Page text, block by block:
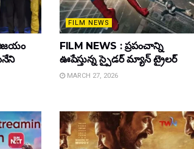
FILM NEWS
FILM NEWS : ప్రపంచాన్ని
ఊపేస్తున్న స్పైడర్ మ్యాన్ ట్రైలర్
MARCH 27, 2026